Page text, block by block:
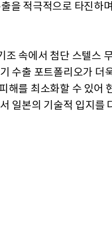
을 적극적으로 타진하
조 속에서 첨단 스텔스
수출 포트폴리오가 더
해를 최소화할 수 있어
일본의 기술적 입지를